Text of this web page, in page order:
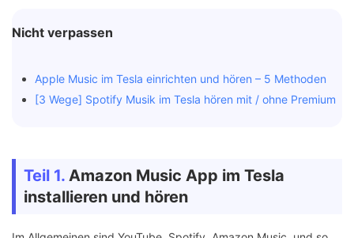
Nicht verpassen
Apple Music im Tesla einrichten und hören – 5 Methoden
[3 Wege] Spotify Musik im Tesla hören mit / ohne Premium
Teil 1. Amazon Music App im Tesla
installieren und hören